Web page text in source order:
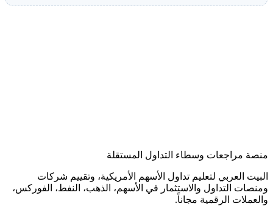
منصة مراجعات وسطاء التداول المستقلة
البيت العربي لتعليم تداول الأسهم الأمريكية، وتقييم شركات
ومنصات التداول والاستثمار في الأسهم، الذهب، النفط، الفوركس،
والعملات الرقمية مجاناً.